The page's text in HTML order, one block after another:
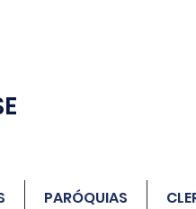
PARÓQUIAS